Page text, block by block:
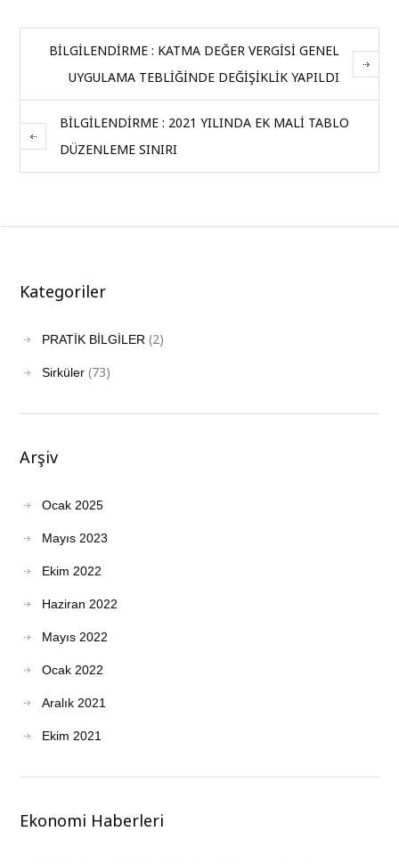
BİLGİLENDİRME : KATMA DEĞER VERGİSİ GENEL
UYGULAMA TEBLİĞİNDE DEĞİŞİKLİK YAPILDI
BİLGİLENDİRME : 2021 YILINDA EK MALİ TABLO
DÜZENLEME SINIRI
Kategoriler
PRATİK BİLGİLER (2)
Sirküler (73)
Arşiv
Ocak 2025
Mayıs 2023
Ekim 2022
Haziran 2022
Mayıs 2022
Ocak 2022
Aralık 2021
Ekim 2021
Ekonomi Haberleri